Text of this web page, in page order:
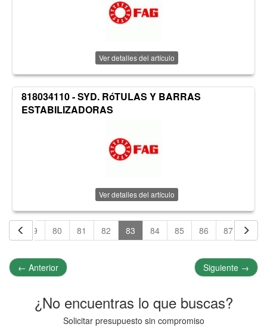
Ver detalles del artículo
818034110 - SYD. RóTULAS Y BARRAS
ESTABILIZADORAS
Ver detalles del artículo
79 80 81 82 83 84 85 86 87 88
← Anterior Siguiente →
¿No encuentras lo que buscas?
Solicitar presupuesto sin compromiso